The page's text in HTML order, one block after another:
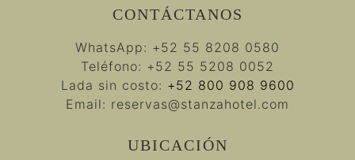
CONTÁCTANOS
WhatsApp: +52 55 8208 0580
Teléfono: +52 55 5208 0052
Lada sin costo: +52 800 908 9600
Email: reservas@stanzahotel.com
UBICACIÓN